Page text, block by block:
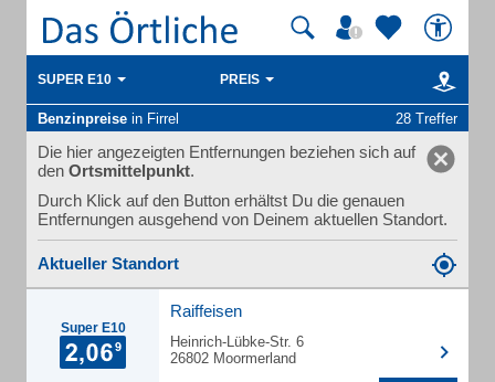
SUPER E10 PREIS
Benzinpreise in Firrel 28 Treffer
Die hier angezeigten Entfernungen beziehen sich auf
den Ortsmittelpunkt.
Durch Klick auf den Button erhältst Du die genauen
Entfernungen ausgehend von Deinem aktuellen Standort.
Aktueller Standort
Super E10
Raiffeisen
Heinrich-Lübke-Str. 6
26802 Moormerland